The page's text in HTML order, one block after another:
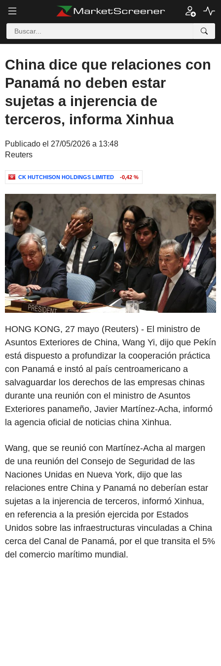
China dice que relaciones con
Panamá no deben estar
sujetas a injerencia de
terceros, informa Xinhua
Publicado el 27/05/2026 a 13:48
Reuters
CK HUTCHISON HOLDINGS LIMITED -0,42 %
HONG KONG, 27 mayo (Reuters) - El ministro de
Asuntos Exteriores de China, Wang Yi, dijo que Pekín
está dispuesto a profundizar la cooperación práctica
con Panamá e instó al país centroamericano a
salvaguardar los derechos de las empresas chinas
durante una reunión con el ministro de Asuntos
Exteriores panameño, Javier Martínez-Acha, informó
la agencia oficial de noticias china Xinhua.
Wang, que se reunió con Martínez-Acha al margen
de una reunión del Consejo de Seguridad de las
Naciones Unidas en Nueva York, dijo que las
relaciones entre China y Panamá no deberían estar
sujetas a la injerencia de terceros, informó Xinhua,
en referencia a la presión ejercida por Estados
Unidos sobre las infraestructuras vinculadas a China
cerca del Canal de Panamá, por el que transita el 5%
del comercio marítimo mundial.